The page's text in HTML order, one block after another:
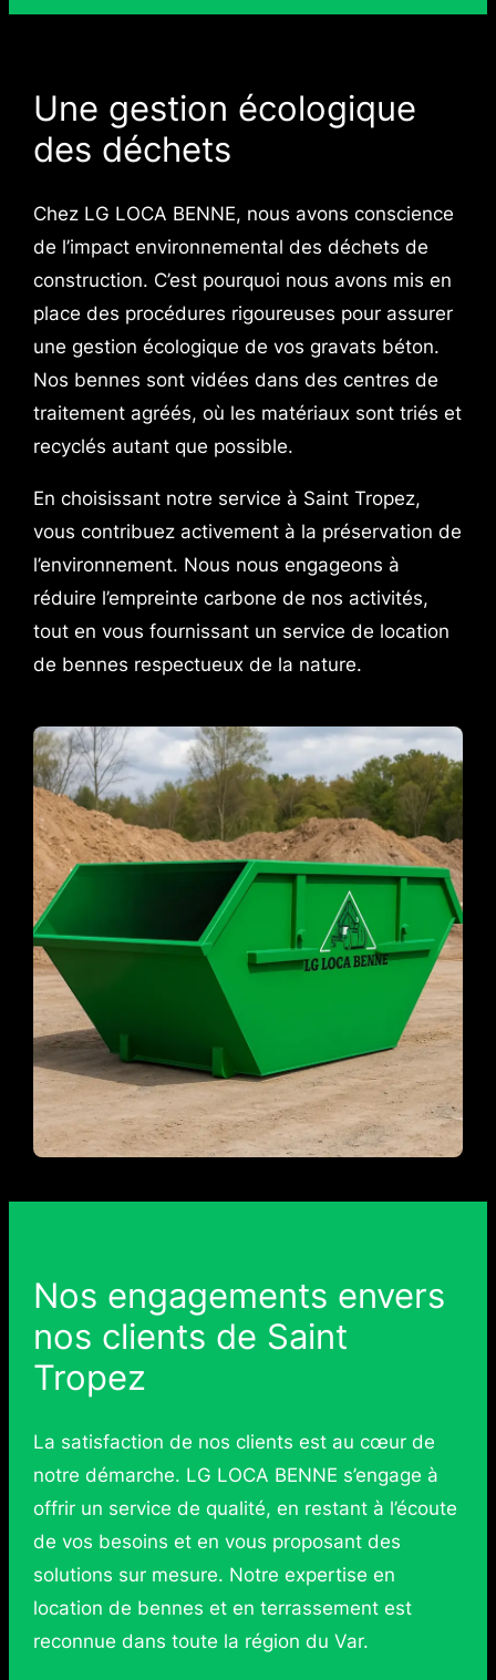
Une gestion écologique
des déchets
Chez LG LOCA BENNE, nous avons conscience
de l’impact environnemental des déchets de
construction. C’est pourquoi nous avons mis en
place des procédures rigoureuses pour assurer
une gestion écologique de vos gravats béton.
Nos bennes sont vidées dans des centres de
traitement agréés, où les matériaux sont triés et
recyclés autant que possible.
En choisissant notre service à Saint Tropez,
vous contribuez activement à la préservation de
l’environnement. Nous nous engageons à
réduire l’empreinte carbone de nos activités,
tout en vous fournissant un service de location
de bennes respectueux de la nature.
Nos engagements envers
nos clients de Saint
Tropez
La satisfaction de nos clients est au cœur de
notre démarche. LG LOCA BENNE s’engage à
offrir un service de qualité, en restant à l’écoute
de vos besoins et en vous proposant des
solutions sur mesure. Notre expertise en
location de bennes et en terrassement est
reconnue dans toute la région du Var.